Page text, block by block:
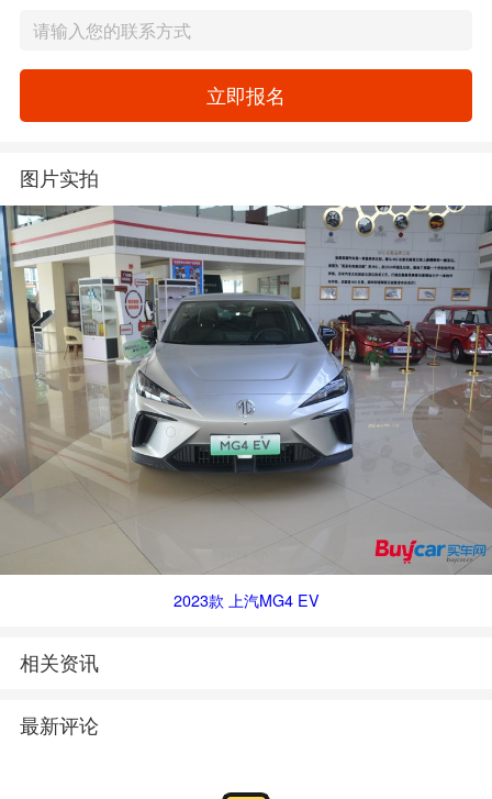
立即报名
图片实拍
2023款 上汽MG4 EV
相关资讯
最新评论